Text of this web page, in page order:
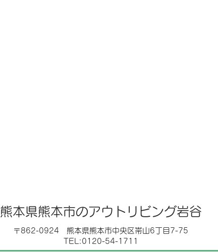
熊本県熊本市のアウトリビング岩谷
〒862-0924 熊本県熊本市中央区帯山6丁目7-75
TEL:0120-54-1711